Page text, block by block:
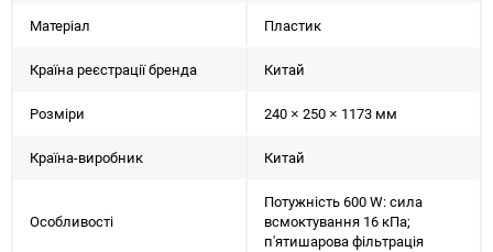
Матеріал Пластик
Країна реєстрації бренда Китай
Розміри 240 × 250 × 1173 мм
Країна-виробник Китай
Особливості
Потужність 600 W: сила
всмоктування 16 кПа;
п'ятишарова фільтрація